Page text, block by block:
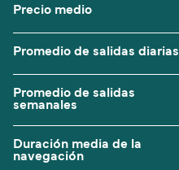
Precio medio
Promedio de salidas diarias
Promedio de salidas
semanales
Duración media de la
navegación